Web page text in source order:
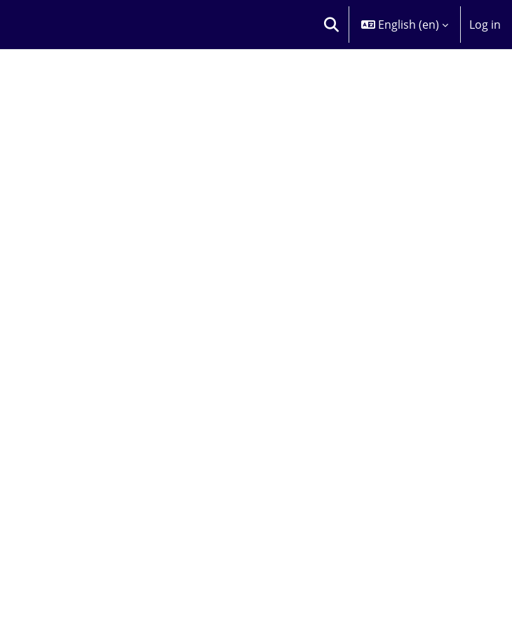
TOGGLE SEARCH INPUT
English ‎(en)‎ Log in